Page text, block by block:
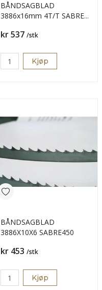
BÅNDSAGBLAD
3886x16mm 4T/T SABRE
Pris
kr 537 /stk
Kjøp
BÅNDSAGBLAD
3886X10X6 SABRE450
Pris
kr 453 /stk
Kjøp